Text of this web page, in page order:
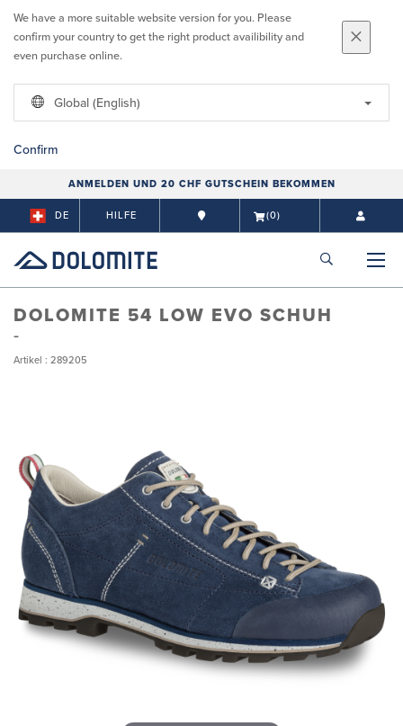
We have a more suitable website version for you. Please
confirm your country to get the right product availibility and
even purchase online.
Global (English)
Confirm
ANMELDEN UND 20 CHF GUTSCHEIN BEKOMMEN
DE HILFE (0)
DOLOMITE 54 LOW EVO SCHUH
Artikel : 289205